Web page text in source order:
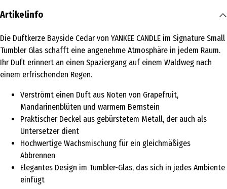
Artikelinfo
Die Duftkerze Bayside Cedar von YANKEE CANDLE im Signature Small
Tumbler Glas schafft eine angenehme Atmosphäre in jedem Raum.
Ihr Duft erinnert an einen Spaziergang auf einem Waldweg nach
einem erfrischenden Regen.
Verströmt einen Duft aus Noten von Grapefruit,
Mandarinenblüten und warmem Bernstein
Praktischer Deckel aus gebürstetem Metall, der auch als
Untersetzer dient
Hochwertige Wachsmischung für ein gleichmäßiges
Abbrennen
Elegantes Design im Tumbler-Glas, das sich in jedes Ambiente
einfügt